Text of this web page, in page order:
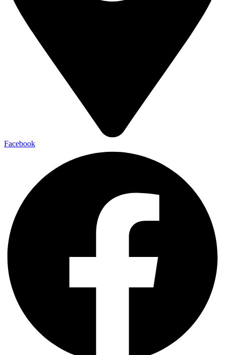
Facebook